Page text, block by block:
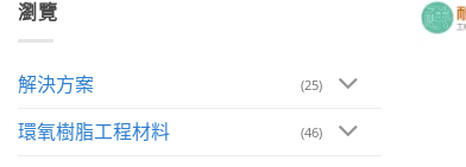
瀏覽
解決方案 (25)
環氧樹脂工程材料 (46)